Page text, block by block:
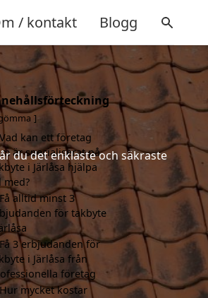
/ kontakt Blogg
du det enklaste och säkraste
Vad kan ett företag
är specialiserat på
i Järlåsa hjälpa
med?
Få alltid minst 3
för takbyte
Få 3 erbjudanden för
i Järlåsa från
företag
Hur mycket kostar